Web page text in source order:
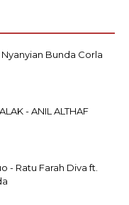
Bunda Corla
- ANIL ALTHAF
- Ratu Farah Diva ft.